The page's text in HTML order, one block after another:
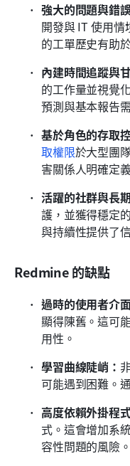
強大的問題與錯
開發與 IT 使用
的工單歷史有助
內建時間追蹤與
的工作量並視覺
預測與基本報告
基於角色的存取
取權限於大型團
害關係人明確定
活躍的社群與長
護，並獲得穩定
與持續性提供了
Redmine 的缺點
過時的使用者介
顯得陳舊。這可
用性。
學習曲線陡峭：
可能遇到困難。
高度依賴外掛程
式。這會增加系
容性問題的風險。